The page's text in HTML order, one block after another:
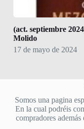
(act. septiembre
Molido
17 de mayo de 2024
Somos una pagina
En la cual podréis
compradores